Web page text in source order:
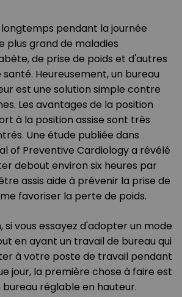
pendant la journée
plus grand de maladies
de prise de poids et d'autres
Heureusement, un bureau
est une solution simple contre
Les avantages de la position
à la position assise sont très
Une étude publiée dans
of Preventive Cardiology a révélé
debout environ six heures par
assis aide à prévenir la prise de
favoriser la perte de poids.
si vous essayez d'adopter un mode
en ayant un travail de bureau qui
à votre poste de travail pendant
jour, la première chose à faire est
réglable en hauteur.